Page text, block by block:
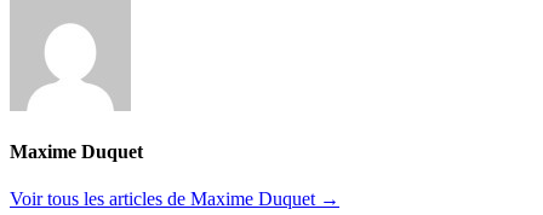
Maxime Duquet
Voir tous les articles de Maxime Duquet →